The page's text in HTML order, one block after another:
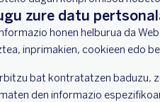
zure datu
honen helburua da
inprimakien, cookieen edo
bat kontratatzen
den informazio